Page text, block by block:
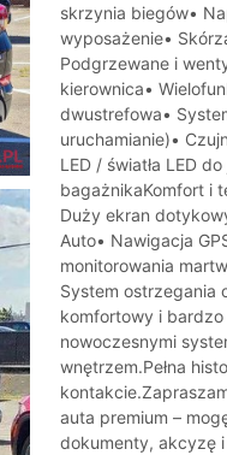
skrzynia biegów•
wyposażenie•
Podgrzewane i
kierownica•
dwustrefowa•
uruchamianie)•
LED / światła LED
bagażnikaKomfort i
Duży ekran
Auto• Nawigacja
monitorowania
System ostrzegania
komfortowy i
nowoczesnymi
wnętrzem.Pełna
auta premium –
dokumenty, akcyzę i